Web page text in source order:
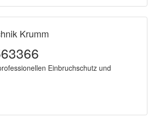
Krumm
Einbruchschutz und